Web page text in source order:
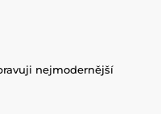
nejmodernější